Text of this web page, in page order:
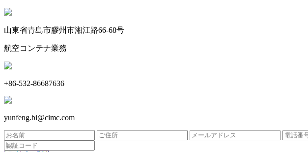
山東省青島市膠州市湘江路66-68号
航空コンテナ業務
+86-532-86687636
yunfeng.bi@cimc.com